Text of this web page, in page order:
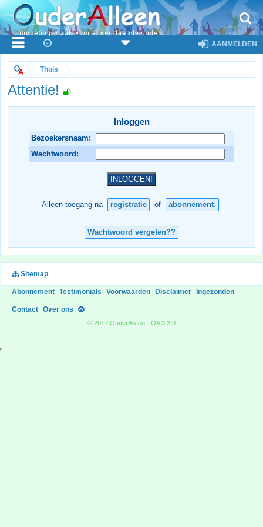
AANMELDEN
Thuis
Attentie!
Inloggen
Bezoekersnaam:
Wachtwoord:
Alleen toegang na registratie of abonnement.
Wachtwoord vergeten??
Sitemap
Abonnement Testimonials Voorwaarden Disclaimer Ingezonden
Contact Over ons
© 2017 OuderAlleen - OA 3.3.0